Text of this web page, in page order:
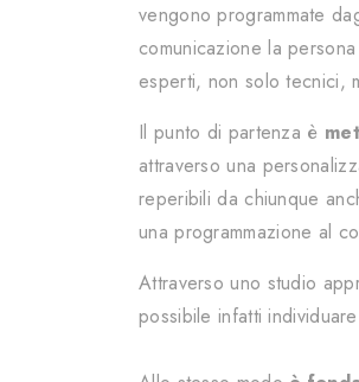
vengono programmate
comunicazione la
esperti, non solo tecnici,
Il punto di partenza è
attraverso una
reperibili da chiunque
una programmazione al
Attraverso uno studio
possibile infatti